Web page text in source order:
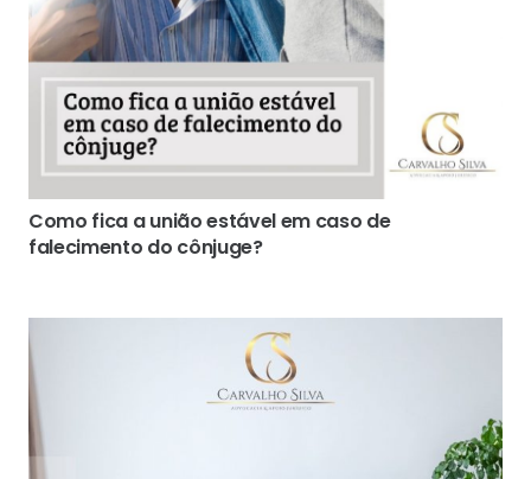
Como fica a união estável em caso de
falecimento do cônjuge?